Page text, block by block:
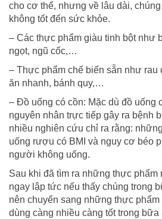
cho cơ thể, nhưng về lâu dài,
không tốt đến sức khỏe.
– Các thực phẩm giàu tinh bột như
ngọt, ngũ cốc,…
– Thực phẩm chế biến sẵn như rau
ăn nhanh, bánh quy,…
– Đồ uống có cồn: Mặc dù đồ uống
nguyên nhân trực tiếp gây ra bệnh
nhiều nghiên cứu chỉ ra rằng:
uống rượu có BMI và nguy cơ béo
người không uống.
Sau khi đã tìm ra những thực phẩm
ngay lập tức nếu thấy chúng trong
nên chuyển sang những thực
dùng càng nhiều càng tốt trong bữa